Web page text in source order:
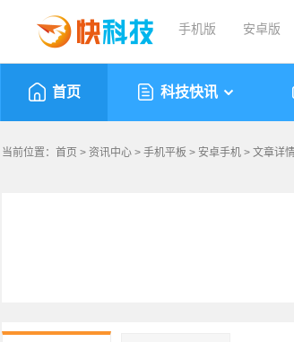
手机版 安卓版
首页 科技快讯
当前位置： 首页 > 资讯中心 > 手机平板 > 安卓手机 > 文章详